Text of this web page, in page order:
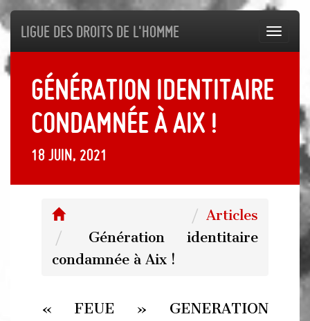
Ligue des droits de l'Homme
Génération identitaire
condamnée à Aix !
18 juin, 2021
Articles
Génération identitaire
condamnée à Aix !
« FEUE » GENERATION